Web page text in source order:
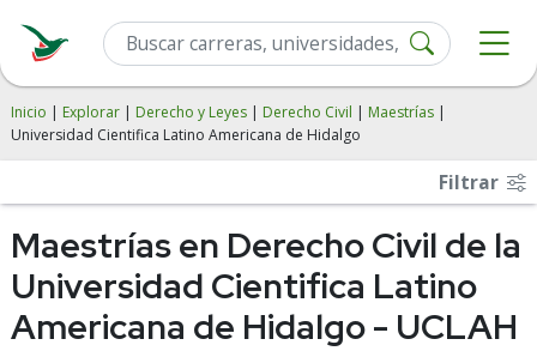
Inicio | Explorar | Derecho y Leyes | Derecho Civil | Maestrías |
Universidad Cientifica Latino Americana de Hidalgo
Filtrar
Maestrías en Derecho Civil de la
Universidad Cientifica Latino
Americana de Hidalgo - UCLAH